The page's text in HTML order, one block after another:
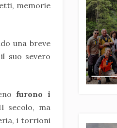
memorie
una breve
suo severo
furono i
secolo, ma
i torrioni